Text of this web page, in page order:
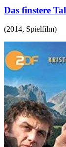
Das finstere Tal
(2014, Spielfilm)